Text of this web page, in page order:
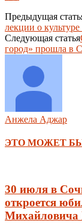
Предыдущая
лекции о культуре
Следующая статья
город» прошла в
Анжела Аджар
ЭТО МОЖЕТ
30 июля в
откроется
Михайловича